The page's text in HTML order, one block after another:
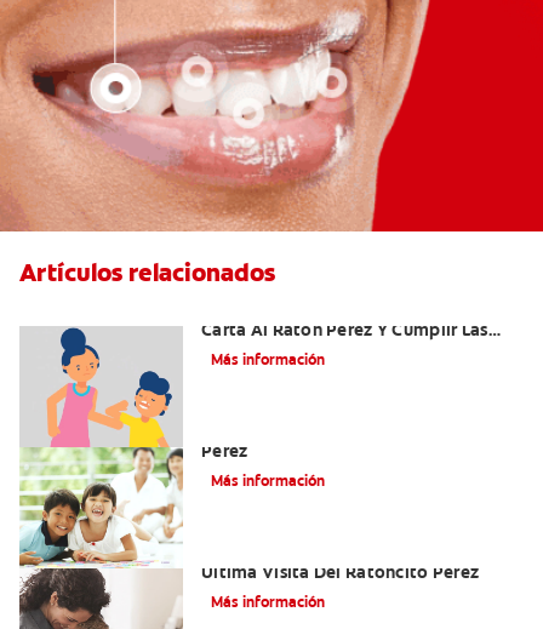
Artículos relacionados
Carta Al Ratón Pérez Y Cumplir Las
Fantasías De Su Hijo/A
Más información
Pérez
Más información
Última Visita Del Ratoncito Pérez
Más información